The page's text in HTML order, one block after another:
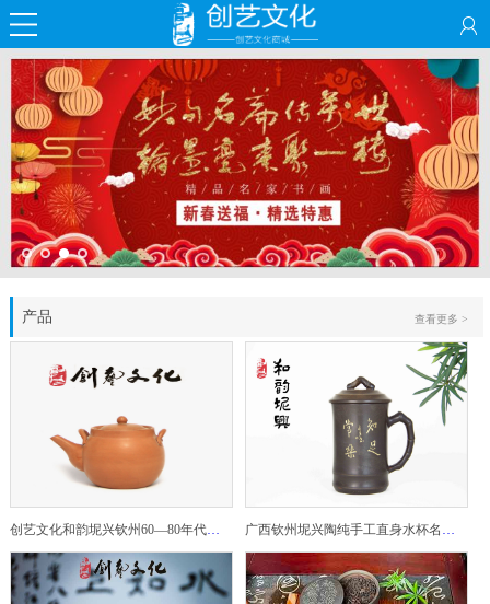
产品 查看更多 >
创艺文化和韵坭兴钦州60—80年代坭兴陶老壶——玉奎壶 广西钦州坭兴陶纯手工直身水杯名家陶瓷大师紫砂建水紫陶